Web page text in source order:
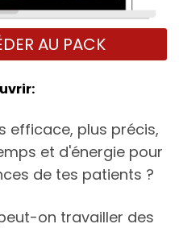
AU PACK
efficace, plus précis,
et d'énergie pour
de tes patients ?
on travailler des